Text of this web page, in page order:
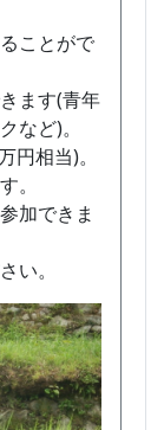
ことがで
ます(青年
など)。
円相当)。
。
加できま
い。